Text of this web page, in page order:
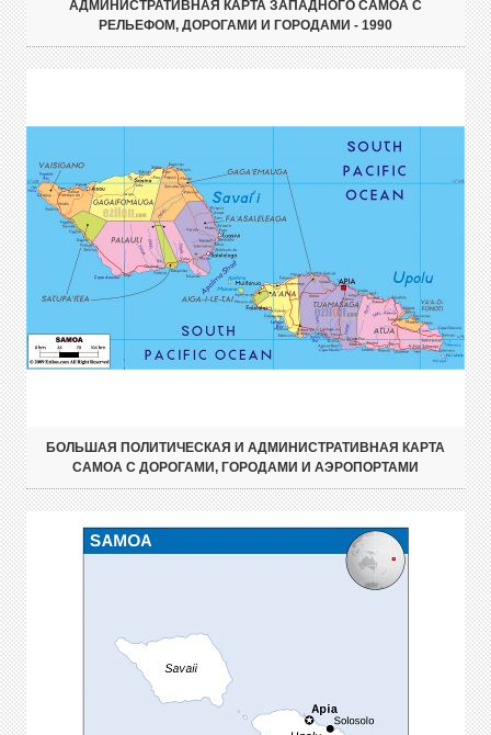
АДМИНИСТРАТИВНАЯ КАРТА ЗАПАДНОГО САМОА С
РЕЛЬЕФОМ, ДОРОГАМИ И ГОРОДАМИ - 1990
БОЛЬШАЯ ПОЛИТИЧЕСКАЯ И АДМИНИСТРАТИВНАЯ КАРТА
САМОА С ДОРОГАМИ, ГОРОДАМИ И АЭРОПОРТАМИ